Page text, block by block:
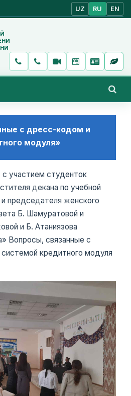
UZ RU EN
с дресс-кодом и
модуля»
с участием студенток
декана по учебной
председателя женского
Б. Шамуратовой и
и Б. Атаниязова
Вопросы, связанные с
кредитного модуля